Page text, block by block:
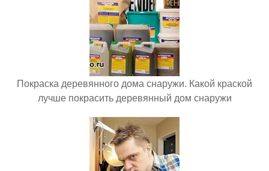
Покраска деревянного дома снаружи. Какой краской
лучше покрасить деревянный дом снаружи